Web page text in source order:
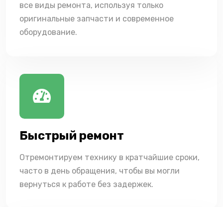
все виды ремонта, используя только
оригинальные запчасти и современное
оборудование.
Быстрый ремонт
Отремонтируем технику в кратчайшие сроки,
часто в день обращения, чтобы вы могли
вернуться к работе без задержек.